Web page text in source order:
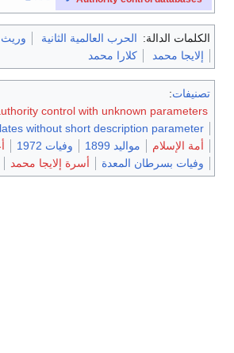
الكلمات الدالة: الحرب العالمية الثانية
وريث
إلايجا محمد
كلارا محمد
تصنيفات:
control with unknown parameters
without short description parameter
أمة الإسلام
مواليد 1899 وفيات 1972
وفيات بسرطان المعدة
أسرة إلايجا محمد